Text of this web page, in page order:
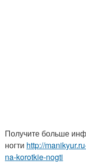
Получите больше
ногти http://
na-korotkie-nogti